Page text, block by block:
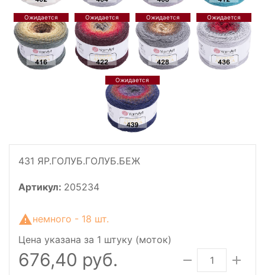
431 ЯР.ГОЛУБ.ГОЛУБ.БЕЖ
Артикул: 205234
Цена указана за 1 штуку (моток)
немного - 18 шт.
676,40 руб.